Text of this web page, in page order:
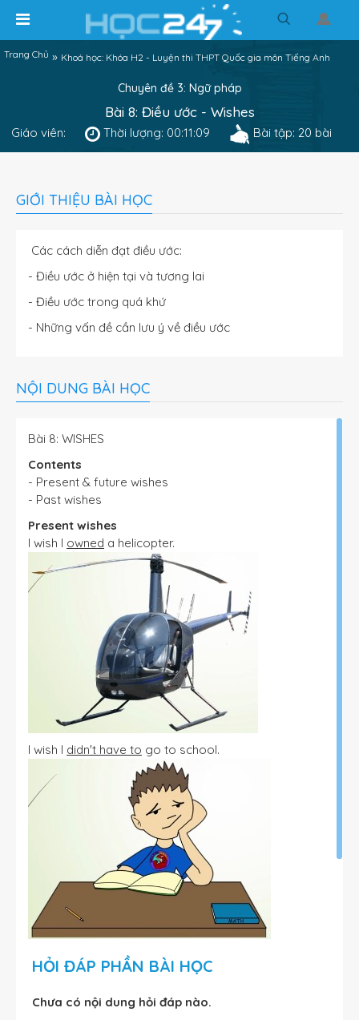
Trang Chủ » Khoá học: Khóa H2 - Luyện thi THPT Quốc gia môn Tiếng Anh
Chuyên đề 3: Ngữ pháp
Bài 8: Điều ước - Wishes
Giáo viên: Thời lượng: 00:11:09 Bài tập: 20 bài
GIỚI THIỆU BÀI HỌC
Các cách diễn đạt điều ước:
- Điều ước ở hiện tại và tương lai
- Điều ước trong quá khứ
- Những vấn đề cần lưu ý về điều ước
NỘI DUNG BÀI HỌC
Bài 8: WISHES
Contents
- Present & future wishes
- Past wishes
Present wishes
I wish I owned a helicopter.
I wish I didn't have to go to school.
I wish Icould fly.
HỎI ĐÁP PHẦN BÀI HỌC
Chưa có nội dung hỏi đáp nào.